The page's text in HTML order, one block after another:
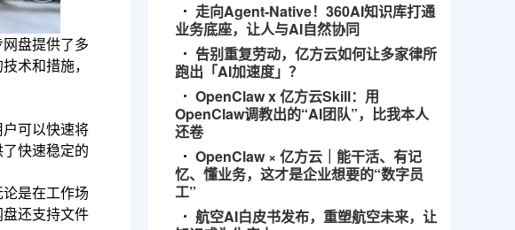
盘提供了多
术和措施，
可以快速将
快速稳定的
是在工作场
还支持文件
走向Agent-Native！360AI知识库打通
业务底座，让人与AI自然协同
告别重复劳动，亿方云如何让多家律所
跑出「AI加速度」？
OpenClaw x 亿方云Skill：用
OpenClaw调教出的“AI团队”，比我本人
还卷
OpenClaw × 亿方云｜能干活、有记
忆、懂业务，这才是企业想要的“数字员
工”
航空AI白皮书发布，重塑航空未来，让